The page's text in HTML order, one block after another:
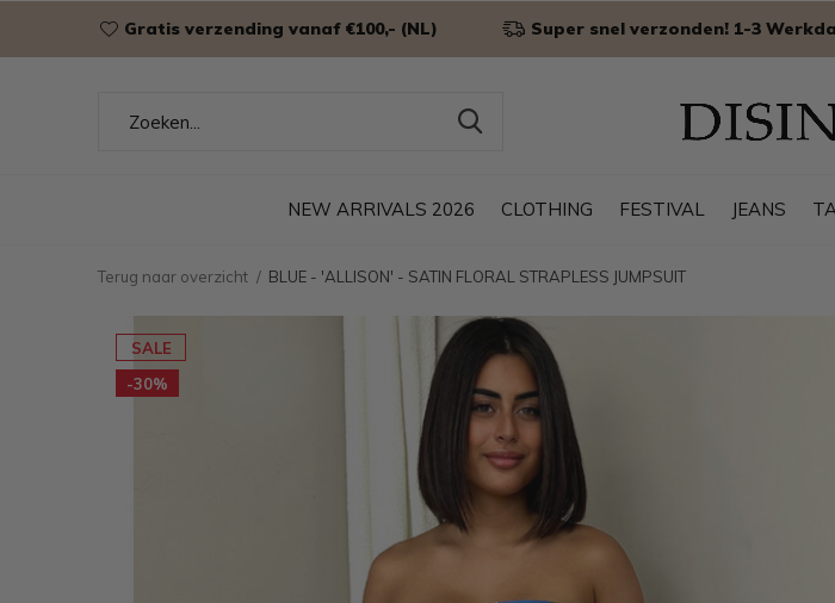
NEW ARRIVALS 2026 CLOTHING FESTIVAL JEANS
Gratis verzending vanaf €100,- (NL) Super snel verzonden! 1-3
Terug naar overzicht BLUE - 'ALLISON' - SATIN FLORAL STRAPLESS JUMPSUIT
SALE
-30%